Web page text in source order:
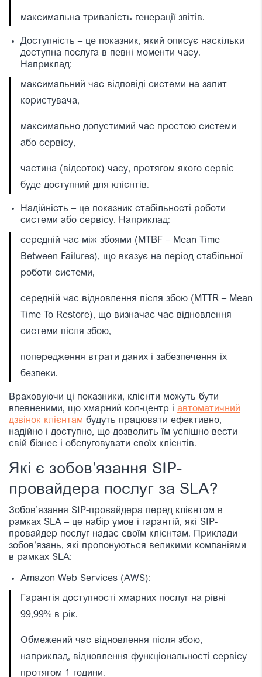
максимальна тривалість генерації звітів.
Доступність – це показник, який описує наскільки
доступна послуга в певні моменти часу.
Наприклад:
максимальний час відповіді системи на запит
користувача,
максимально допустимий час простою системи
або сервісу,
частина (відсоток) часу, протягом якого сервіс
буде доступний для клієнтів.
Надійність – це показник стабільності роботи
системи або сервісу. Наприклад:
середній час між збоями (MTBF – Mean Time
Between Failures), що вказує на період стабільної
роботи системи,
середній час відновлення після збою (MTTR – Mean
Time To Restore), що визначає час відновлення
системи після збою,
попередження втрати даних і забезпечення їх
безпеки.
Враховуючи ці показники, клієнти можуть бути
впевненими, що хмарний кол-центр і автоматичний
дзвінок клієнтам будуть працювати ефективно,
надійно і доступно, що дозволить їм успішно вести
свій бізнес і обслуговувати своїх клієнтів.
Які є зобов’язання SIP-
провайдера послуг за SLA?
Зобов’язання SIP-провайдера перед клієнтом в
рамках SLA – це набір умов і гарантій, які SIP-
провайдер послуг надає своїм клієнтам. Приклади
зобов’язань, які пропонуються великими компаніями
в рамках SLA:
Amazon Web Services (AWS):
Гарантія доступності хмарних послуг на рівні
99,99% в рік.
Обмежений час відновлення після збою,
наприклад, відновлення функціональності сервісу
протягом 1 години.